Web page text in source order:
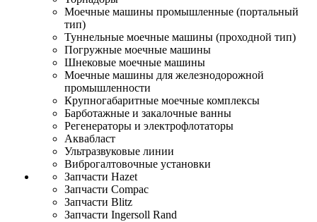
Моечные машины промышленные (портальный
тип)
Туннельные моечные машины (проходной тип)
Погружные моечные машины
Шнековые моечные машины
Моечные машины для железнодорожной
промышленности
Крупногабаритные моечные комплексы
Барботажные и закалочные ванны
Регенераторы и электрофлотаторы
Аквабласт
Ультразвуковые линии
Виброгалтовочные установки
Запчасти Hazet
Запчасти Compac
Запчасти Blitz
Запчасти Ingersoll Rand